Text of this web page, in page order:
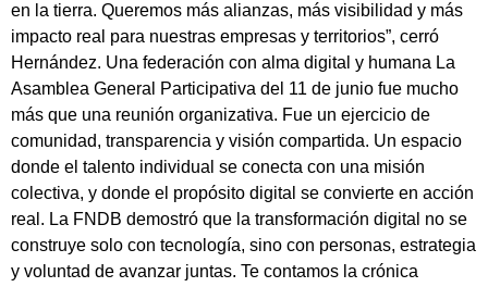
en la tierra. Queremos más alianzas, más visibilidad y más
impacto real para nuestras empresas y territorios”, cerró
Hernández. Una federación con alma digital y humana La
Asamblea General Participativa del 11 de junio fue mucho
más que una reunión organizativa. Fue un ejercicio de
comunidad, transparencia y visión compartida. Un espacio
donde el talento individual se conecta con una misión
colectiva, y donde el propósito digital se convierte en acción
real. La FNDB demostró que la transformación digital no se
construye solo con tecnología, sino con personas, estrategia
y voluntad de avanzar juntas. Te contamos la crónica